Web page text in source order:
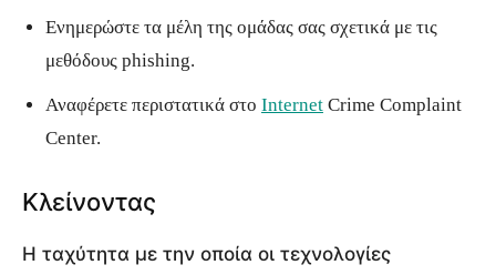
Ενημερώστε τα μέλη της ομάδας σας σχετικά με τις
μεθόδους phishing.
Αναφέρετε περιστατικά στο Internet Crime Complaint
Center.
Κλείνοντας
Η ταχύτητα με την οποία οι τεχνολογίες